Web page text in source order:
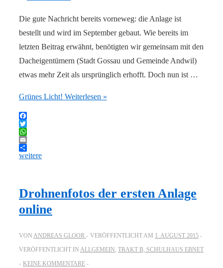
Die gute Nachricht bereits vorneweg: die Anlage ist
bestellt und wird im September gebaut. Wie bereits im
letzten Beitrag erwähnt, benötigten wir gemeinsam mit den
Dacheigentümern (Stadt Gossau und Gemeinde Andwil)
etwas mehr Zeit als ursprünglich erhofft. Doch nun ist …
Grünes Licht! Weiterlesen »
Facebook
Twitter
WhatsApp
Email
weitere
Drohnenfotos der ersten Anlage
online
VON ANDREAS GLOOR VERÖFFENTLICHT AM 1. AUGUST 2015
VERÖFFENTLICHT IN ALLGEMEIN, TRAKT B, SCHULHAUS EBNET
KEINE KOMMENTARE